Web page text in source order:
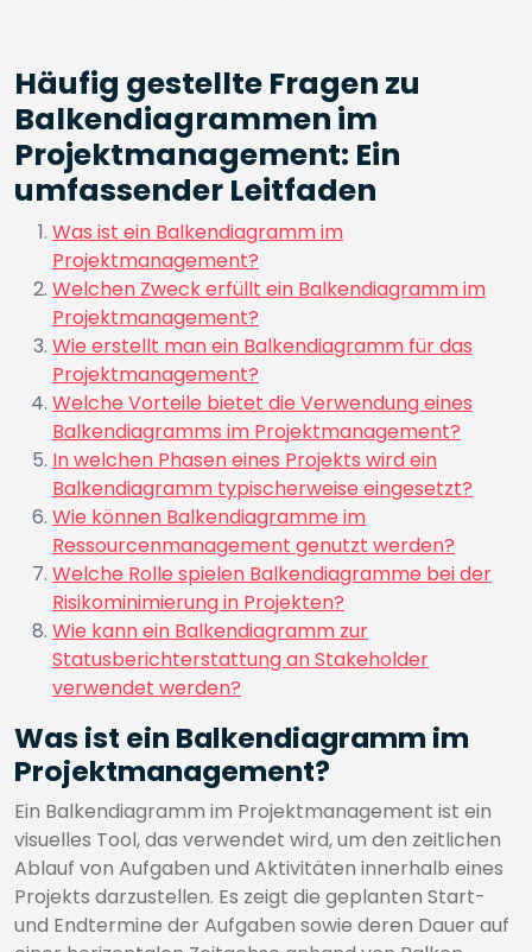
Häufig gestellte Fragen zu
Balkendiagrammen im
Projektmanagement: Ein
umfassender Leitfaden
Was ist ein Balkendiagramm im
Projektmanagement?
Welchen Zweck erfüllt ein Balkendiagramm im
Projektmanagement?
Wie erstellt man ein Balkendiagramm für das
Projektmanagement?
Welche Vorteile bietet die Verwendung eines
Balkendiagramms im Projektmanagement?
In welchen Phasen eines Projekts wird ein
Balkendiagramm typischerweise eingesetzt?
Wie können Balkendiagramme im
Ressourcenmanagement genutzt werden?
Welche Rolle spielen Balkendiagramme bei der
Risikominimierung in Projekten?
Wie kann ein Balkendiagramm zur
Statusberichterstattung an Stakeholder
verwendet werden?
Was ist ein Balkendiagramm im
Projektmanagement?
Ein Balkendiagramm im Projektmanagement ist ein
visuelles Tool, das verwendet wird, um den zeitlichen
Ablauf von Aufgaben und Aktivitäten innerhalb eines
Projekts darzustellen. Es zeigt die geplanten Start-
und Endtermine der Aufgaben sowie deren Dauer auf